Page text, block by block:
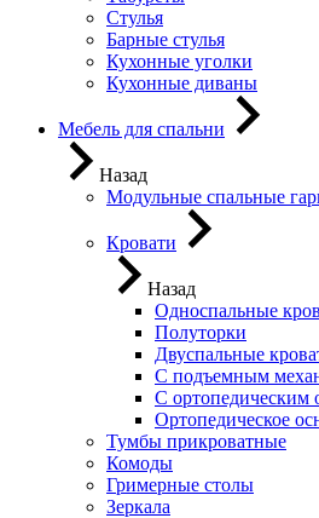
Стулья
Барные стулья
Кухонные уголки
Кухонные диваны
Мебель для спальни
Назад
Модульные спальные
Кровати
Назад
Односпальные
Полуторки
Двуспальные
С подъемным
С ортопедическим
Ортопедическое
Тумбы прикроватные
Комоды
Гримерные столы
Зеркала